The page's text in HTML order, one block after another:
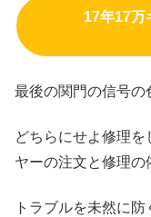
17年17万
最後の関門の信号の
どちらにせよ修理
ヤーの注文と修理
トラブルを未然に